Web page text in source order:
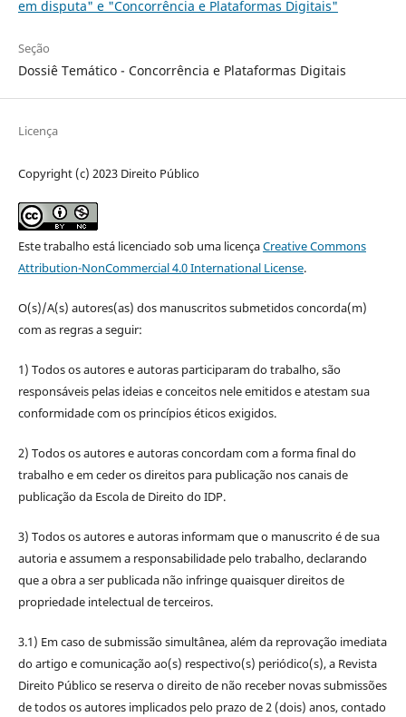
em disputa" e "Concorrência e Plataformas Digitais"
Seção
Dossiê Temático - Concorrência e Plataformas Digitais
Licença
Copyright (c) 2023 Direito Público
Este trabalho está licenciado sob uma licençaCreative Commons
Attribution-NonCommercial 4.0 International License.
O(s)/A(s) autores(as) dos manuscritos submetidos concorda(m)
com as regras a seguir:
1) Todos os autores e autoras participaram do trabalho, são
responsáveis pelas ideias e conceitos nele emitidos e atestam sua
conformidade com os princípios éticos exigidos.
2) Todos os autores e autoras concordam com a forma final do
trabalho e em ceder os direitos para publicação nos canais de
publicação da Escola de Direito do IDP.
3) Todos os autores e autoras informam que o manuscrito é de sua
autoria e assumem a responsabilidade pelo trabalho, declarando
que a obra a ser publicada não infringe quaisquer direitos de
propriedade intelectual de terceiros.
3.1) Em caso de submissão simultânea, além da reprovação imediata
do artigo e comunicação ao(s) respectivo(s) periódico(s), a Revista
Direito Público se reserva o direito de não receber novas submissões
de todos os autores implicados pelo prazo de 2 (dois) anos, contado